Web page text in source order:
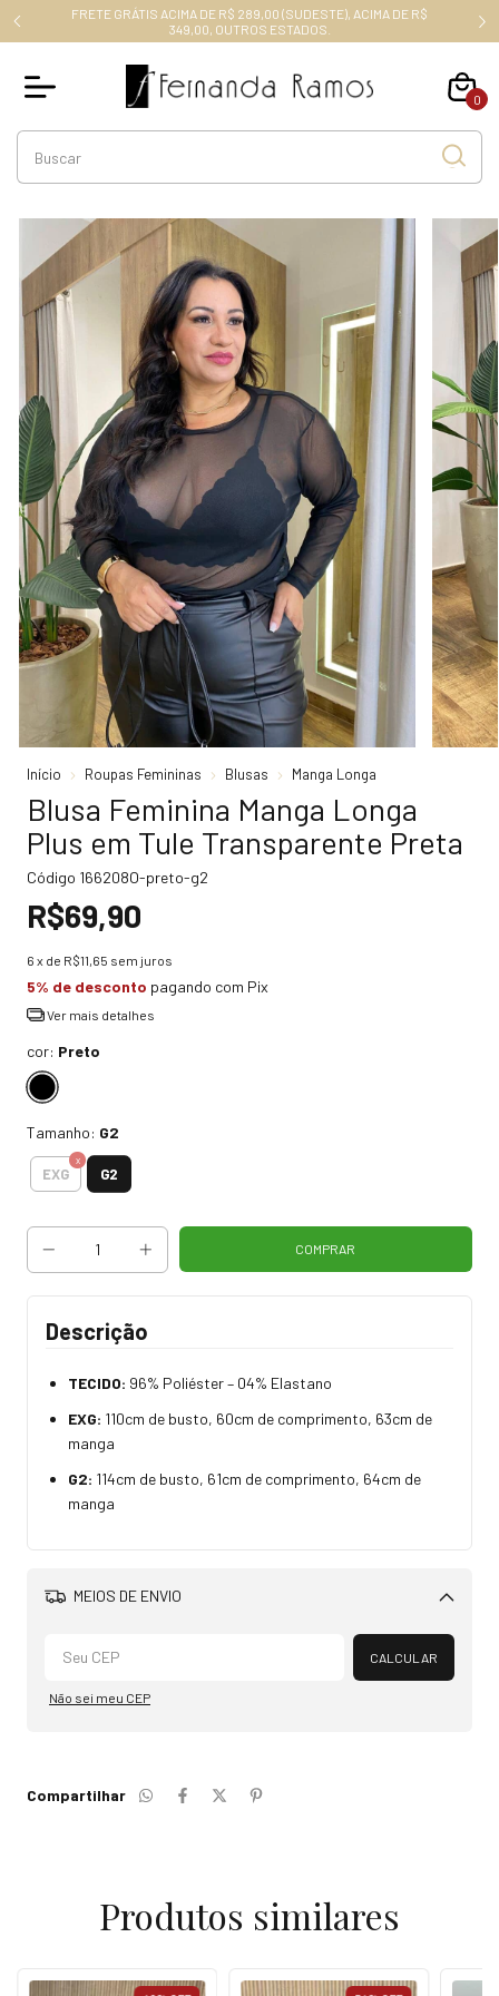
FRETE GRÁTIS ACIMA DE R$ 289,00 (SUDESTE), ACIMA DE R$
349,00, OUTROS ESTADOS.
0
Início Roupas Femininas Blusas Manga Longa
Blusa Feminina Manga Longa
Plus em Tule Transparente Preta
Código 166208O-preto-g2
R$69,90
6 x de R$11,65 sem juros
5% de desconto pagando com Pix
Ver mais detalhes
cor: Preto
Tamanho: G2
EXG G2
Descrição
TECIDO: 96% Poliéster – 04% Elastano
EXG: 110cm de busto, 60cm de comprimento, 63cm de
manga
G2: 114cm de busto, 61cm de comprimento, 64cm de
manga
MEIOS DE ENVIO
Alterar CEP
CALCULAR
Não sei meu CEP
Compartilhar
Produtos similares